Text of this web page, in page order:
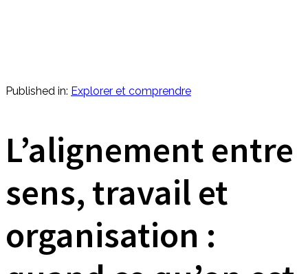
Published in: Explorer et comprendre
L’alignement entre
sens, travail et
organisation :